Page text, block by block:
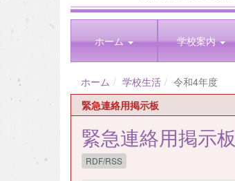
ホーム 学校案内
ホーム 学校生活
令和4年度
緊急連絡用掲示板
緊急連絡用掲示板
RDF/RSS